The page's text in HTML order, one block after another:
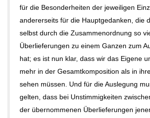
für die Besonderheiten der jeweiligen
andererseits für die Hauptgedanken, die
selbst durch die Zusammenordnung so
Überlieferungen zu einem Ganzen zum
hat; es ist nun klar, dass wir das Eigene
mehr in der Gesamtkomposition als in
sehen müssen. Und für die Auslegung
gelten, dass bei Unstimmigkeiten
der übernommenen Überlieferungen